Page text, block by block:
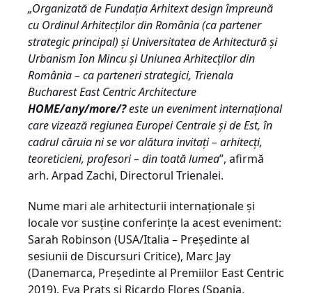
„Organizată de Fundația Arhitext design împreună
cu Ordinul Arhitecților din România (ca partener
strategic principal) și Universitatea de Arhitectură și
Urbanism Ion Mincu și Uniunea Arhitecților din
România – ca parteneri strategici, Trienala
Bucharest East Centric Architecture
HOME/any/more/?este un eveniment internațional
care vizează regiunea Europei Centrale și de Est, în
cadrul căruia ni se vor alătura invitați – arhitecți,
teoreticieni, profesori – din toată lumea”, afirmă
arh. Arpad Zachi, Directorul Trienalei.
Nume mari ale arhitecturii internaționale și
locale vor susține conferințe la acest eveniment:
Sarah Robinson (USA/Italia – Președinte al
sesiunii de Discursuri Critice), Marc Jay
(Danemarca, Președinte al Premiilor East Centric
2019), Eva Prats și Ricardo Flores (Spania,